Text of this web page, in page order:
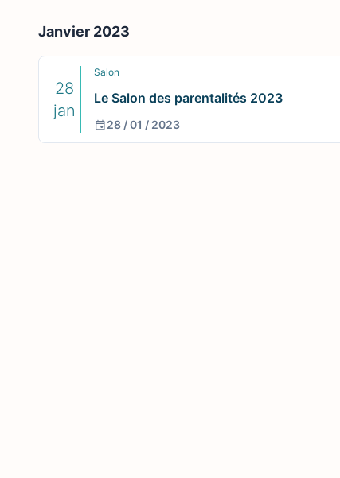
Janvier 2023
28
jan
Salon
Le Salon des parentalités 2023
28 / 01 / 2023